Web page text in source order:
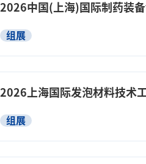
2026中国(上海)国际制药装
组展
2026上海国际发泡材料技术
组展